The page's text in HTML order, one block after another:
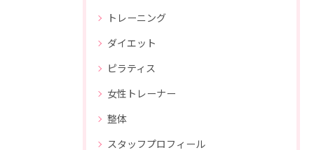
トレーニング
ダイエット
ピラティス
女性トレーナー
整体
スタッフプロフィール